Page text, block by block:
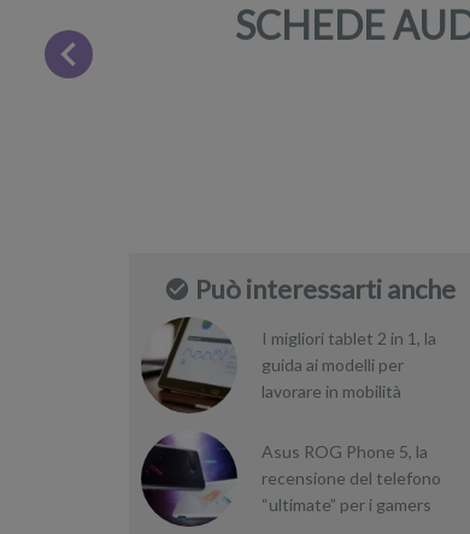
SCHEDE
Può interessarti anche
I migliori tablet 2 in 1, la
guida ai modelli per
lavorare in mobilità
Asus ROG Phone 5, la
recensione del telefono
“ultimate” per i gamers